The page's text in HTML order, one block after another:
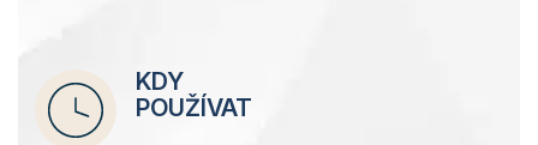
KDY
POUŽÍVAT